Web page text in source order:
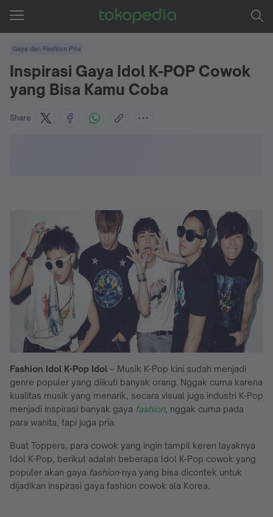
Gaya dan Fashion Pria
Inspirasi Gaya Idol K-POP Cowok
yang Bisa Kamu Coba
Share
Fashion Idol K-Pop Idol – Musik K-Pop kini sudah menjadi
genre populer yang diikuti banyak orang. Nggak cuma karena
kualitas musik yang menarik, secara visual juga industri K-Pop
menjadi inspirasi banyak gaya fashion, nggak cuma pada
para wanita, tapi juga pria.
Buat Toppers, para cowok yang ingin tampil keren layaknya
Idol K-Pop, berikut adalah beberapa Idol K-Pop cowok yang
populer akan gaya fashion-nya yang bisa dicontek untuk
dijadikan inspirasi gaya fashion cowok ala Korea.